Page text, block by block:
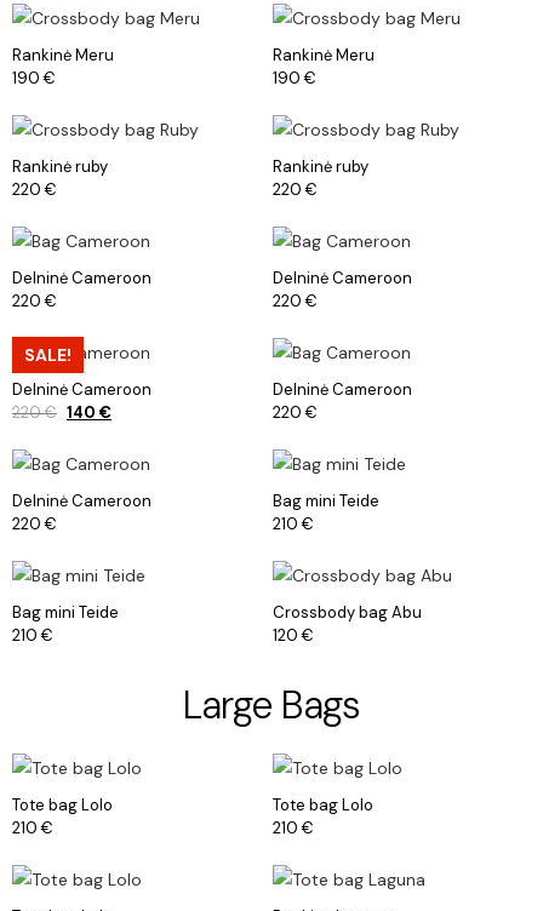
Rankinė Meru
190€
Rankinė Meru
190€
Rankinė ruby
220€
Rankinė ruby
220€
Delninė Cameroon
220€
Delninė Cameroon
220€
SALE!
Delninė Cameroon
220€ 140 €
Delninė Cameroon
220€
Delninė Cameroon
220€
Bag mini Teide
210€
Bag mini Teide
210€
Crossbody bag Abu
120€
Large Bags
Tote bag Lolo
210€
Tote bag Lolo
210€